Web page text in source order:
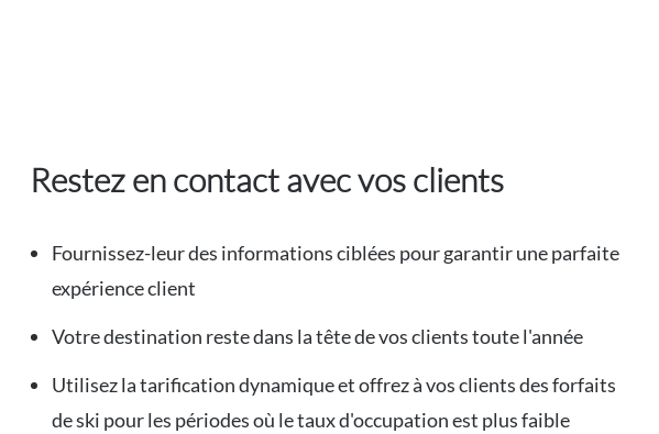
Restez en contact avec vos clients
Fournissez-leur des informations ciblées pour garantir une parfaite
expérience client
Votre destination reste dans la tête de vos clients toute l'année
Utilisez la tarification dynamique et offrez à vos clients des forfaits
de ski pour les périodes où le taux d'occupation est plus faible